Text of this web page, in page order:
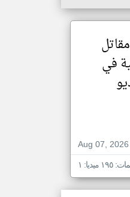
في
Aug 07, 2026
ميديا: ١